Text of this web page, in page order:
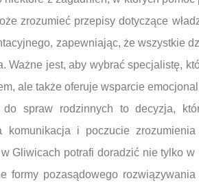
zrozumieć przepisy dotyczące
zapewniając, że wszystkie
Ważne jest, aby wybrać specjalistę,
ale także oferuje wsparcie
spraw rodzinnych to decyzja,
komunikacja i poczucie
Gliwicach potrafi doradzić nie tylko
formy pozasądowego